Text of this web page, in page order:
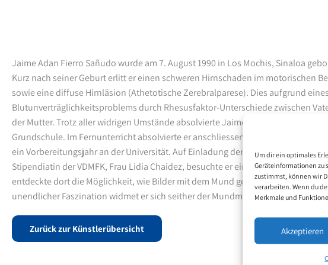
Um dir ein optimales
Geräteinformationen zu
zustimmst, können wir
verarbeiten. Wenn du
Merkmale und
Akzeptieren
Jaime Adan Fierro Sañudo wurde am 7. August 1990 in Los Mochis, Sinaloa
Kurz nach seiner Geburt erlitt er einen schweren Hirnschaden im motorischen
sowie eine diffuse Hirnläsion (Athetotische Zerebralparese). Dies aufgrund eines
Blutunverträglichkeitsproblems durch Rhesusfaktor-Unterschiede zwischen
der Mutter. Trotz aller widrigen Umstände absolvierte Jaime Adan Fierro Sañudo
Grundschule. Im Fernunterricht absolvierte er anschliessend die Sekundarschule
ein Vorbereitungsjahr an der Universität. Auf Einladung der Mundmalerin und
Stipendiatin der VDMFK, Frau Lidia Chaidez, besuchte er einen Malworkshop
entdeckte dort die Möglichkeit, wie Bilder mit dem Mund geschaffen werden. Mit
unendlicher Faszination widmet er sich seither der Mundmalerei.
Zurück zur Künstlerübersicht